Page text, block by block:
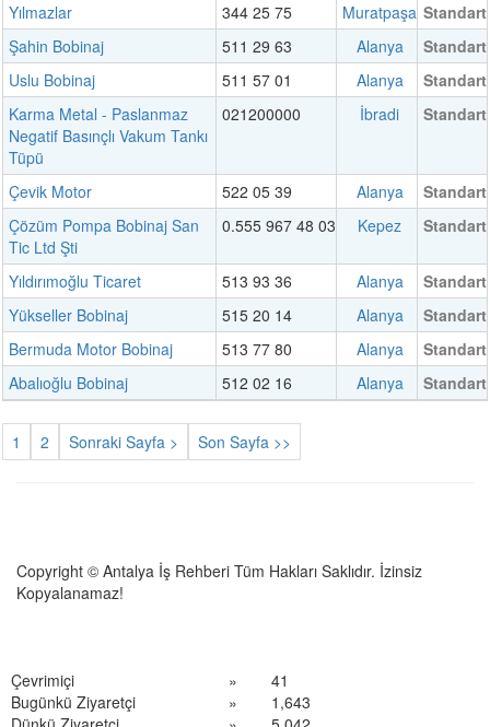
Yılmazlar 344 25 75 Muratpaşa Standart
Şahin Bobinaj
511 29 63 Alanya
Standart
Uslu Bobinaj
511 57 01 Alanya
Standart
Karma Metal - Paslanmaz
Negatif Basınçlı Vakum Tankı
Tüpü
021200000 İbradi Standart
Çevik Motor 522 05 39 Alanya
Standart
Çözüm Pompa Bobinaj San
Tic Ltd Şti
0.555 967 48 03 Kepez Standart
Yıldırımoğlu Ticaret 513 93 36 Alanya
Standart
Yükseller Bobinaj
515 20 14 Alanya
Standart
Bermuda Motor Bobinaj
513 77 80 Alanya
Standart
Abalıoğlu Bobinaj
512 02 16 Alanya Standart
1 2 Sonraki Sayfa > Son Sayfa >>
Copyright © Antalya İş Rehberi Tüm Hakları Saklıdır. İzinsiz
Kopyalanamaz!
Çevrimiçi »
41
Bugünkü Ziyaretçi
»
1,643